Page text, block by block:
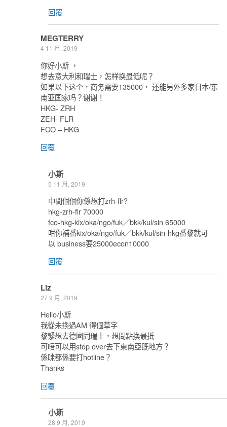
回覆
MEGTERRY
4 11 月, 2019
你好小斯 ，
想去意大利和瑞士，怎样换最低呢？
如果以下这个，商务需要135000， 还能另外多家日本/东
南亚国家吗？谢谢！
HKG- ZRH
ZEH- FLR
FCO – HKG
回覆
小斯
5 11 月, 2019
中間個個你係想打zrh-flr?
hkg-zrh-flr 70000
fco-hkg-kix/oka/ngo/fuk／bkk/kul/sin 65000
咁你補番kix/oka/ngo/fuk／bkk/kul/sin-hkg番黎就可
以 business要25000econ10000
回覆
Liz
27 9 月, 2019
Hello小斯
我從未換過AM 得個草字
黎緊想去德國同瑞士，想問點換最抵
可唔可以用stop over去下東南亞既地方？
係咪都係要打hotline？
Thanks
回覆
小斯
28 9 月, 2019